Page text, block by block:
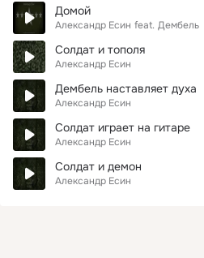
Домой
Александр Есин feat. Дембель
Солдат и тополя
Александр Есин
Дембель наставляет духа
Александр Есин
Солдат играет на гитаре
Александр Есин
Солдат и демон
Александр Есин